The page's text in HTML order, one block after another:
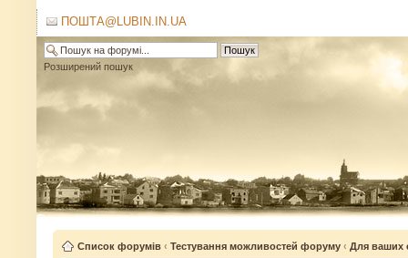
ПОШТА@LUBIN.IN.UA
Розширений пошук
Список форумів ‹ Тестування можливостей форуму ‹ Для ваших